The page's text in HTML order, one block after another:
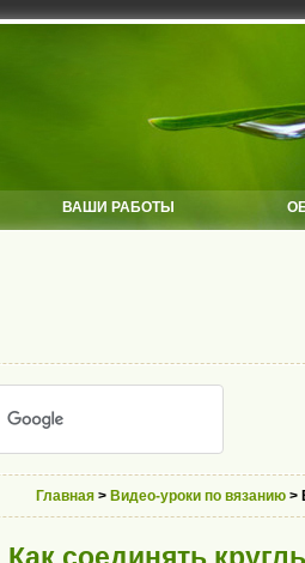
ВАШИ РАБОТЫ
Главная > Видео-уроки по вязанию >